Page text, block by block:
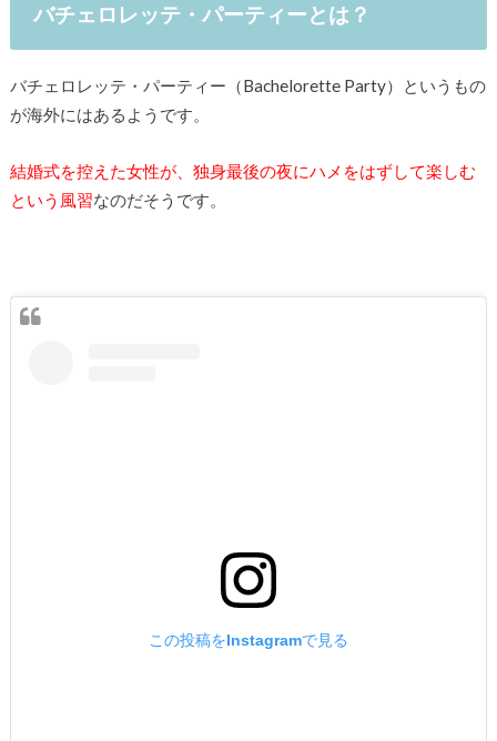
バチェロレッテ・パーティーとは？
バチェロレッテ・パーティー（Bachelorette Party）というもの
が海外にはあるようです。
結婚式を控えた女性が、独身最後の夜にハメをはずして楽しむ
という風習なのだそうです。
この投稿をInstagramで見る